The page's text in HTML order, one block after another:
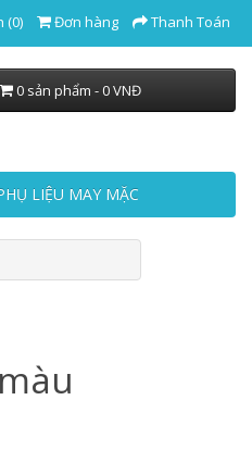
(0) Đơn hàng Thanh Toán
0 sản phẩm - 0 VNĐ
LIỆU MAY MẶC